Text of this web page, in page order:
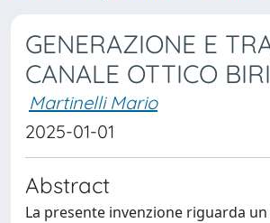
GENERAZIONE E
CANALE OTTICO
Martinelli Mario
2025-01-01
Abstract
La presente invenzione riguarda